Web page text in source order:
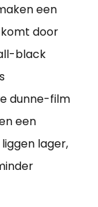
een
door
black
dunne-film
een
lager,